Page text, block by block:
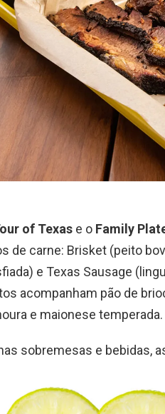
of Texas e o Family
de carne: Brisket (peito
e Texas Sausage
acompanham pão de
e maionese temperada.
sobremesas e bebidas,